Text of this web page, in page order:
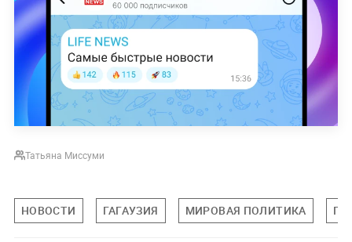
Татьяна Миссуми
НОВОСТИ ГАГАУЗИЯ МИРОВАЯ ПОЛИТИКА